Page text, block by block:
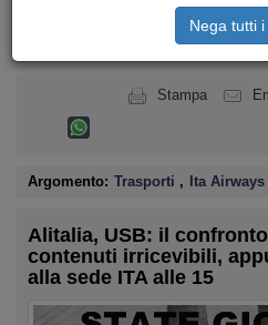
Stampa
Argomento: Trasporti , Ita Airways
Alitalia, USB: il
contenuti irricevibili,
alla sede ITA alle 15
Nega tutti